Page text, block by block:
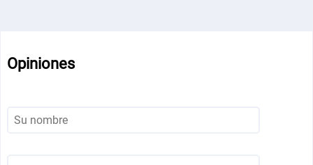
Opiniones